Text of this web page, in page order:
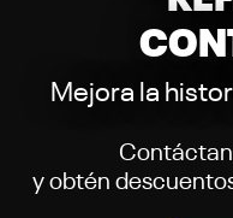
Mejora la
y obtén